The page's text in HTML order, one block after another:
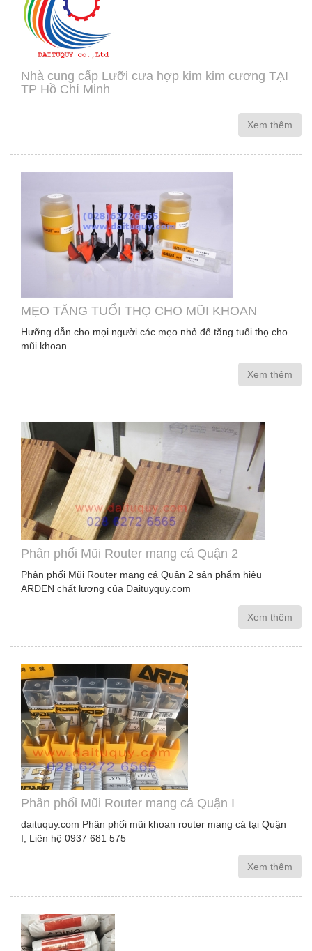
Nhà cung cấp Lưỡi cưa hợp kim kim cương TẠI
TP Hồ Chí Minh
Xem thêm
MẸO TĂNG TUỔI THỌ CHO MŨI KHOAN
Hưỡng dẫn cho mọi người các mẹo nhỏ để tăng tuổi thọ cho
mũi khoan.
Xem thêm
Phân phối Mũi Router mang cá Quận 2
Phân phối Mũi Router mang cá Quận 2 sản phẩm hiệu
ARDEN chất lượng của Daituyquy.com
Xem thêm
Phân phối Mũi Router mang cá Quận I
daituquy.com Phân phối mũi khoan router mang cá tại Quận
I, Liên hệ 0937 681 575
Xem thêm